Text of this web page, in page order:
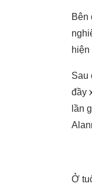
Bên
Sau
đầy
lần
Ở